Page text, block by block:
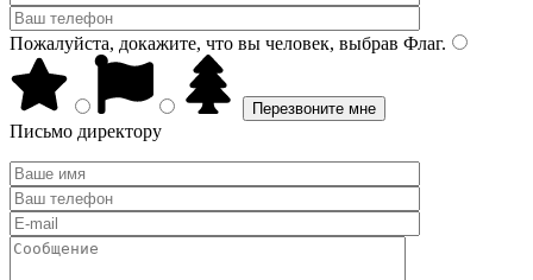
Пожалуйста, докажите, что вы человек, выбрав Флаг.
Письмо директору